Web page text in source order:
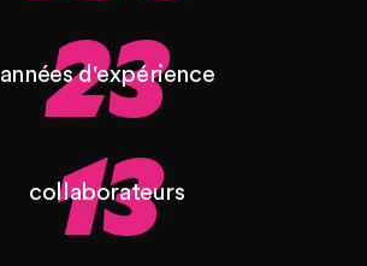
23
années d'expérience
13
collaborateurs